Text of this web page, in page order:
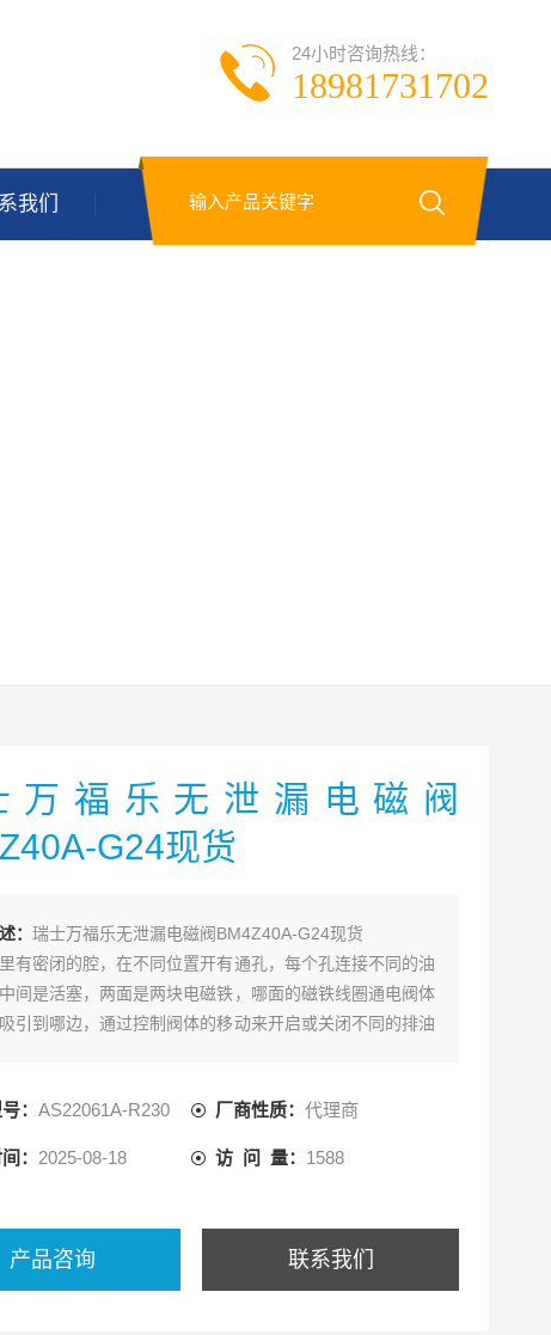
24小时咨询热线：
18981731702
我们
万福乐无泄漏电磁阀
G24现货
： 瑞士万福乐无泄漏电磁阀BM4Z40A-G24现货
有密闭的腔，在不同位置开有通孔，每个孔连接不同的油
间是活塞，两面是两块电磁铁，哪面的磁铁线圈通电阀体
引到哪边，通过控制阀体的移动来开启或关闭不同的排油
： AS22061A-R230 厂商性质：代理商
： 2025-08-18 访 问 量： 1588
产品咨询 联系我们